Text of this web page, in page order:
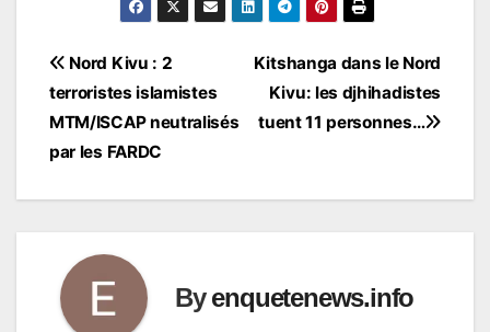
Navigation
de
l’article
Kitshanga dans le Nord
Kivu: les djhihadistes
tuent 11 personnes…
Nord Kivu : 2
terroristes islamistes
MTM/ISCAP neutralisés
par les FARDC
Byenquetenews.info